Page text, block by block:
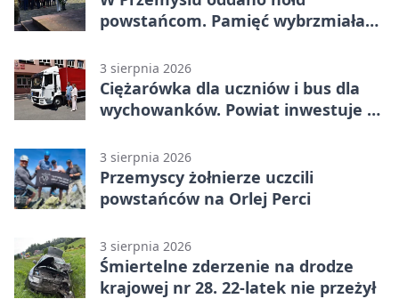
powstańcom. Pamięć wybrzmiała
3 sierpnia 2026
Ciężarówka dla uczniów i bus dla
wychowanków. Powiat inwestuje w
3 sierpnia 2026
Przemyscy żołnierze uczcili
powstańców na Orlej Perci
3 sierpnia 2026
Śmiertelne zderzenie na drodze
krajowej nr 28. 22-latek nie przeżył